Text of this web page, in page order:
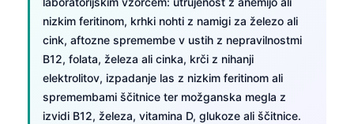
nizkim feritinom, krhki nohti z namigi za železo ali
cink, aftozne spremembe v ustih z nepravilnostmi
B12, folata, železa ali cinka, krči z nihanji
elektrolitov, izpadanje las z nizkim feritinom ali
spremembami ščitnice ter možganska megla z
izvidi B12, železa, vitamina D, glukoze ali ščitnice.